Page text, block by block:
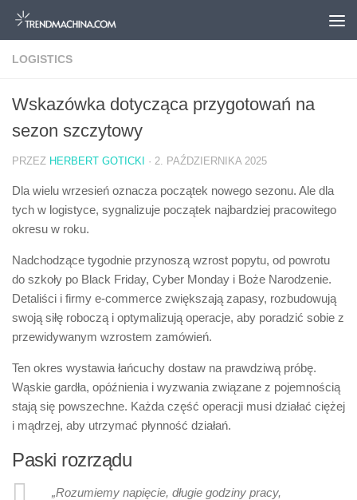
Przejdź do treści
LOGISTICS
Wskazówka dotycząca przygotowań na
sezon szczytowy
PRZEZ HERBERT GOTICKI · 2. PAŹDZIERNIKA 2025
Dla wielu wrzesień oznacza początek nowego sezonu. Ale dla
tych w logistyce, sygnalizuje początek najbardziej pracowitego
okresu w roku.
Nadchodzące tygodnie przynoszą wzrost popytu, od powrotu
do szkoły po Black Friday, Cyber Monday i Boże Narodzenie.
Detaliści i firmy e-commerce zwiększają zapasy, rozbudowują
swoją siłę roboczą i optymalizują operacje, aby poradzić sobie z
przewidywanym wzrostem zamówień.
Ten okres wystawia łańcuchy dostaw na prawdziwą próbę.
Wąskie gardła, opóźnienia i wyzwania związane z pojemnością
stają się powszechne. Każda część operacji musi działać ciężej
i mądrzej, aby utrzymać płynność działań.
Paski rozrządu
„Rozumiemy napięcie, długie godziny pracy,